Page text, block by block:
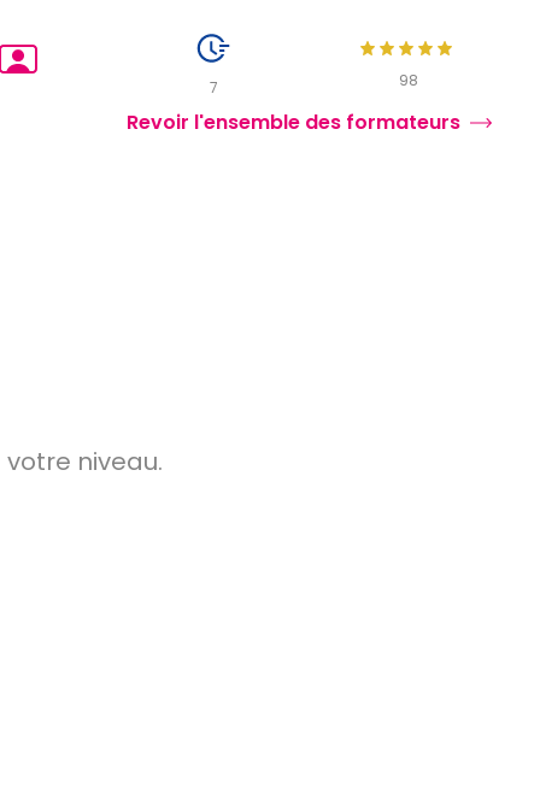
d’enseignement à Paris VII, il combine
académique et compréhension fine du terrain. Une
pour transformer la CCAM en outil simple,
performant.
7 98
Revoir l'ensemble des formateurs
niveau.